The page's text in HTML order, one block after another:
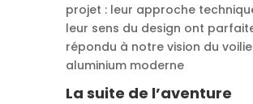
projet : leur approche
leur sens du design ont
répondu à notre vision du
aluminium moderne
La suite de l’aventure